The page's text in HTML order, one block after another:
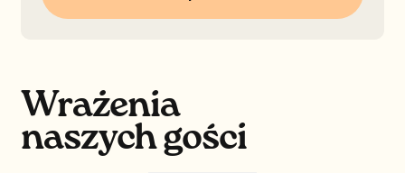
Wrażenia
naszych gości